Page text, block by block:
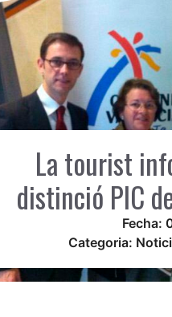
La tourist
distinció PIC
Fecha:
Categoria: